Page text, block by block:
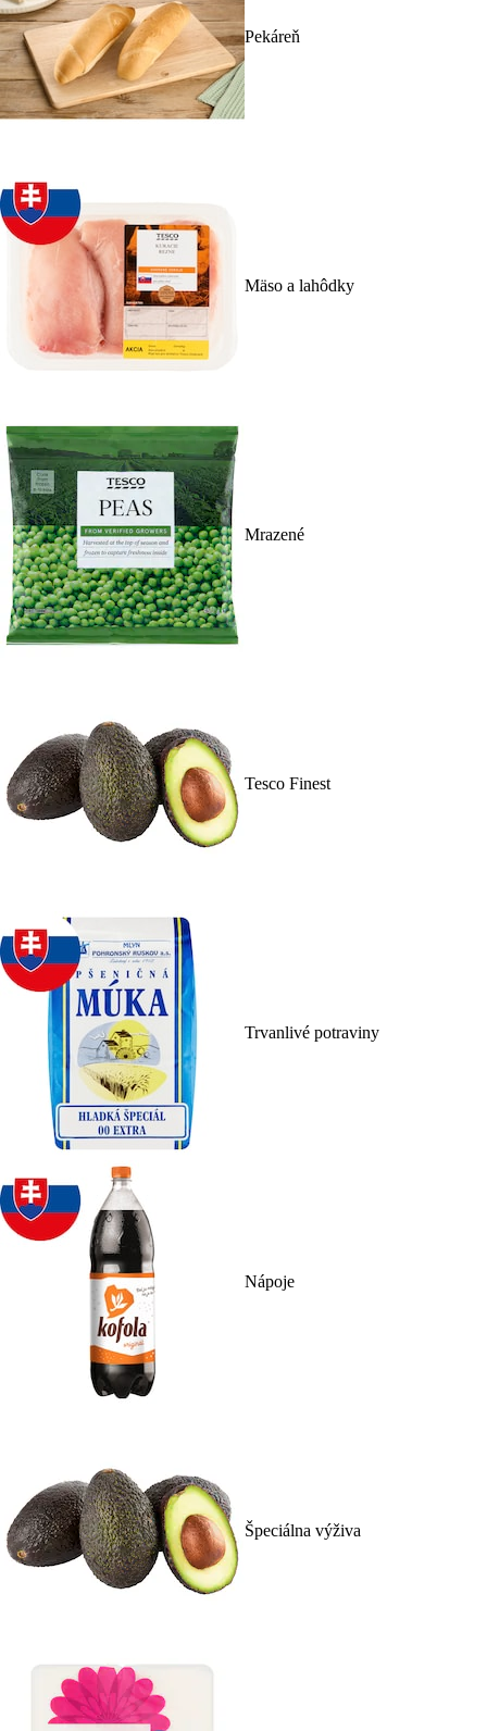
Pekáreň
Mäso a lahôdky
Mrazené
Tesco Finest
Trvanlivé potraviny
Nápoje
Špeciálna výživa